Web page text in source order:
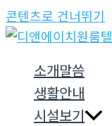
콘텐츠로 건너뛰기
소개말씀
생활안내
시설보기